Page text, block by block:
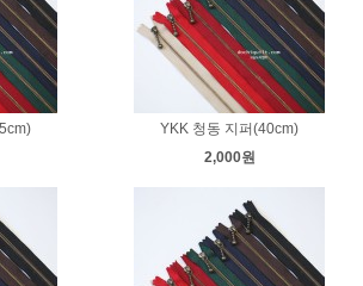
YKK 청동 지퍼(40cm)
2,000원